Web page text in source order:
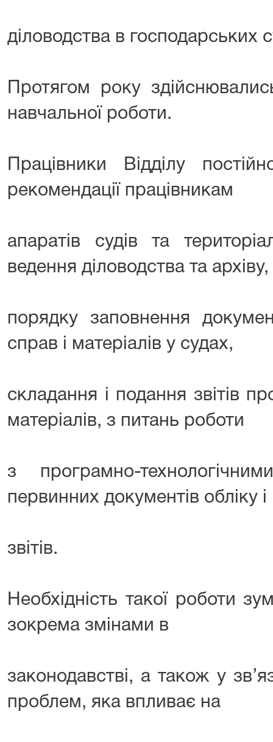
діловодства в господарських
Протягом року
навчальної роботи.
Працівники Відділу
рекомендації працівникам
апаратів судів та
ведення діловодства та архіву,
порядку заповнення
справ і матеріалів у судах,
складання і подання звітів
матеріалів, з питань роботи
з програмно-
первинних документів обліку і
звітів.
Необхідність такої роботи
зокрема змінами в
законодавстві, а також у
проблем, яка впливає на